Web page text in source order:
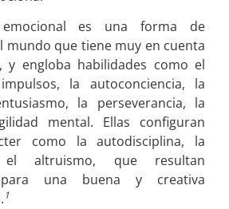
emocional es una forma de
mundo que tiene muy en cuenta
y engloba habilidades como el
la autoconciencia, la
la perseverancia, la
mental. Ellas configuran
como la autodisciplina, la
altruismo, que resultan
para una buena y creativa
1